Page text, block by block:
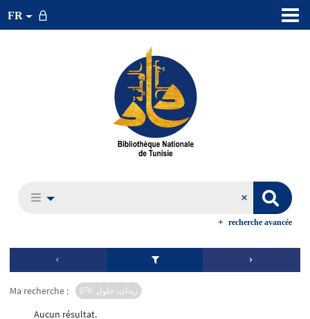
FR
recherche avancée
Ma recherche : ريدان، جلول. 070
Aucun résultat.